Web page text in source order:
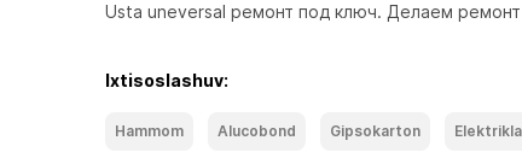
Usta uneversal ремонт под ключ. Делаем
Ixtisoslashuv:
Hammom Alucobond Gipsokarton